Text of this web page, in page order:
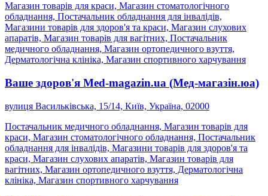
Магазин товарів для краси, Магазин стоматологічного
обладнання, Постачальник обладнання для інвалідів,
Магазини товарів для здоров'я та краси, Магазин слухових
апаратів, Магазин товарів для вагітних, Постачальник
медичного обладнання, Магазин ортопедичного взуття,
Дерматологічна клініка, Магазин спортивного харчування
Ваше здоров'я Med-magazin.ua (Мед-магазін.юа)
вулиця Васильківська, 15/14, Київ, Україна, 02000
Постачальник медичного обладнання, Магазин товарів для
краси, Магазин стоматологічного обладнання, Постачальник
обладнання для інвалідів, Магазини товарів для здоров'я та
краси, Магазин слухових апаратів, Магазин товарів для
вагітних, Магазин ортопедичного взуття, Дерматологічна
клініка, Магазин спортивного харчування